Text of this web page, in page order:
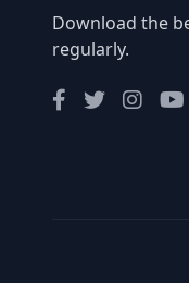
Download the
regularly.